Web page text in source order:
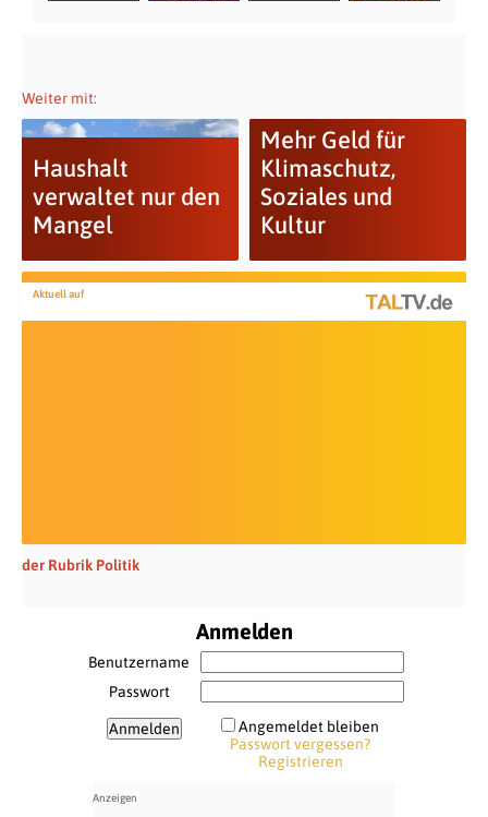
Weiter mit:
Haushalt
verwaltet nur den
Mangel
Mehr Geld für
Klimaschutz,
Soziales und
Kultur
Aktuell auf
der Rubrik Politik
Anmelden
Benutzername
Passwort
Angemeldet bleiben
Passwort vergessen?
Registrieren